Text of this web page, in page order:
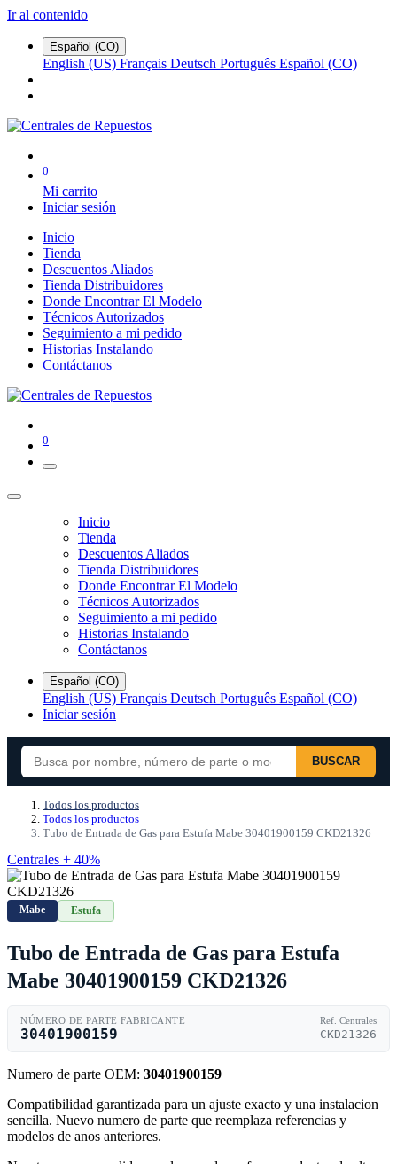
Ir al contenido
Español (CO)
English (US) Français Deutsch Português Español (CO)
0
Mi carrito
Iniciar sesión
Inicio
Tienda
Descuentos Aliados
Tienda Distribuidores
Donde Encontrar El Modelo
Técnicos Autorizados
Seguimiento a mi pedido
Historias Instalando
Contáctanos
0
Inicio
Tienda
Descuentos Aliados
Tienda Distribuidores
Donde Encontrar El Modelo
Técnicos Autorizados
Seguimiento a mi pedido
Historias Instalando
Contáctanos
Español (CO)
English (US) Français Deutsch Português Español (CO)
Iniciar sesión
BUSCAR
Todos los productos
Todos los productos
Tubo de Entrada de Gas para Estufa Mabe 30401900159 CKD21326
Centrales + 40%
Mabe Estufa
Tubo de Entrada de Gas para Estufa
Mabe 30401900159 CKD21326
NÚMERO DE PARTE FABRICANTE
30401900159
Ref. Centrales
CKD21326
Numero de parte OEM: 30401900159
Compatibilidad garantizada para un ajuste exacto y una instalacion
sencilla. Nuevo numero de parte que reemplaza referencias y
modelos de anos anteriores.